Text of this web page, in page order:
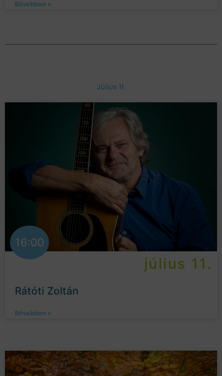
Bővebben »
Július 11.
16:00
július 11.
Rátóti Zoltán
Bővebben »